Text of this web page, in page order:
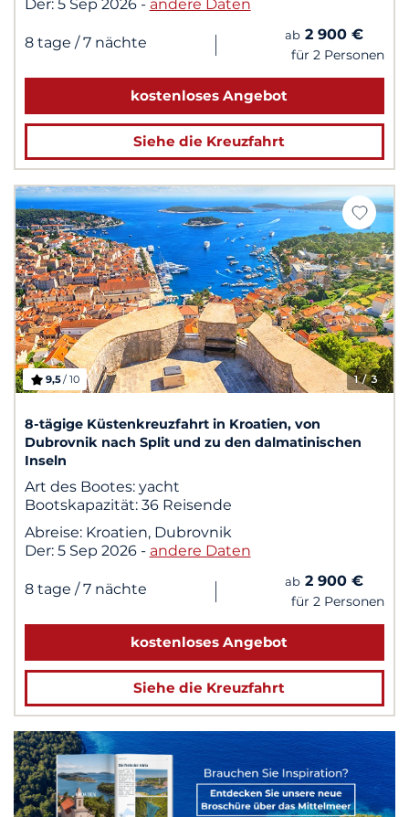
Der: 5 Sep 2026 - andere Daten
8 tage / 7 nächte | ab 2 900 €
für 2 Personen
kostenloses Angebot
Siehe die Kreuzfahrt
1/ 3
9,5/ 10
8-tägige Küstenkreuzfahrt in Kroatien, von
Dubrovnik nach Split und zu den dalmatinischen
Inseln
Art des Bootes: yacht
Bootskapazität: 36 Reisende
Abreise: Kroatien, Dubrovnik
Der: 5 Sep 2026 - andere Daten
8 tage / 7 nächte | ab 2 900 €
für 2 Personen
kostenloses Angebot
Siehe die Kreuzfahrt